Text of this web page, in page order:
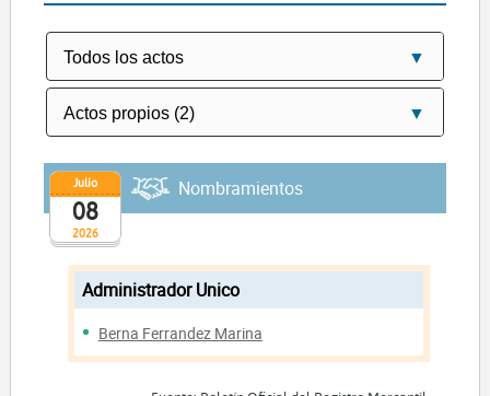
2026
Julio
08
Nombramientos
Administrador Unico
Berna Ferrandez Marina